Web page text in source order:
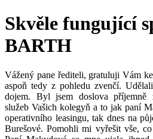
Skvěle fungující
BARTH
Vážený pane řediteli, gratuluji Vám
aspoň tedy z pohledu zvenčí.
dojem. Byl jsem doslova příjemně
služeb Vašich kolegyň a to jak paní
operativního leasingu, tak dnes na
Burešové. Pomohli mi vyřešit vše,